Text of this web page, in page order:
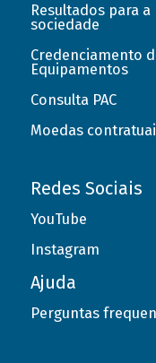
Resultados para a
sociedade
Credenciamento
Equipamentos
Consulta PAC
Moedas
Redes Sociais
YouTube
Instagram
Ajuda
Perguntas